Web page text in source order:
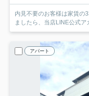
内見不要のお客様は家賃の33％（消費税
ましたら、当店LINE公式ア
アパート